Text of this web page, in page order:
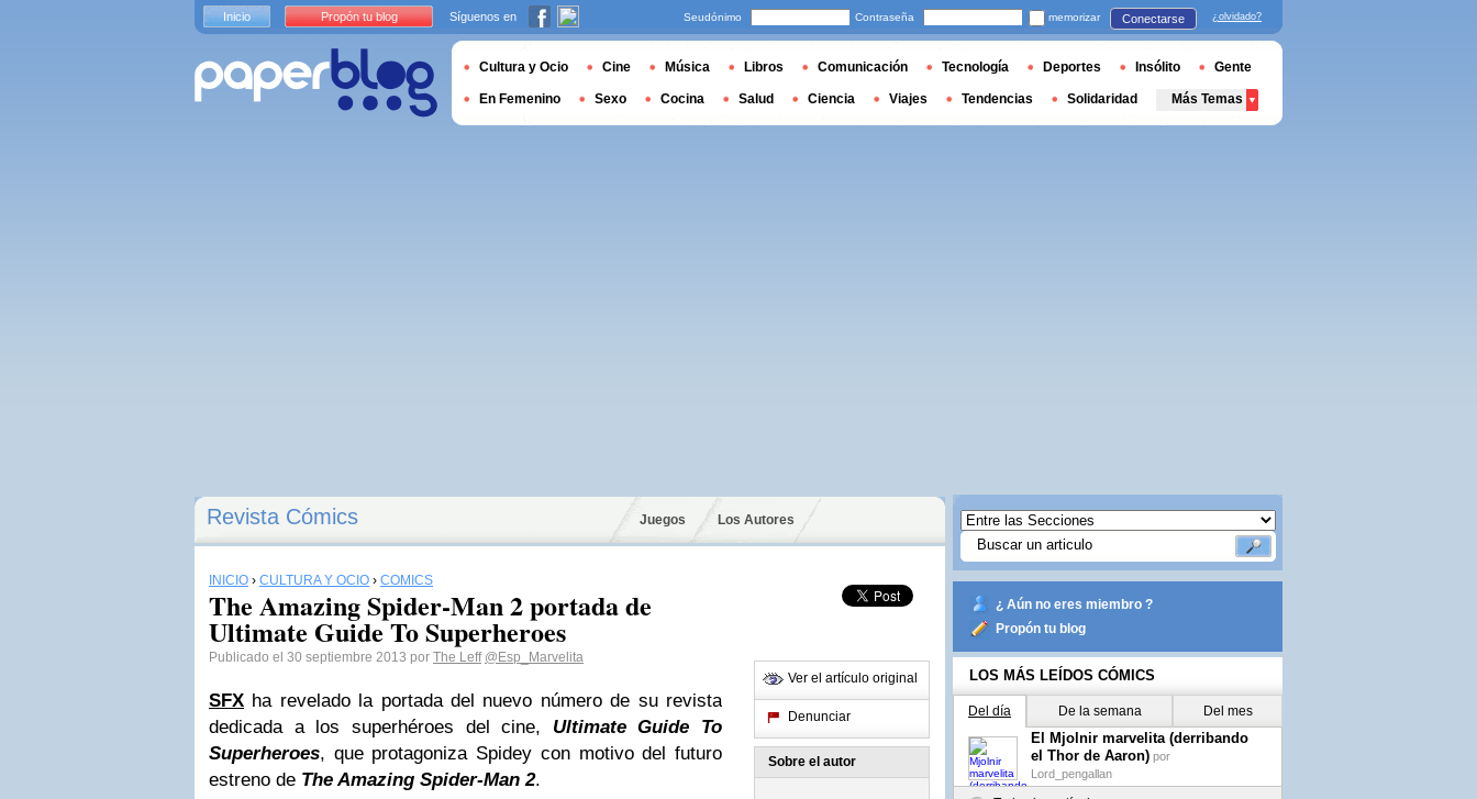
Revista Cómics Juegos Los Autores
INICIO › CULTURA Y OCIO › CÓMICS
The Amazing Spider-Man 2 portada de
Ultimate Guide To Superheroes
Publicado el 30 septiembre 2013 por The Leff @Esp_Marvelita
SFX ha revelado la portada del nuevo número de su revista
dedicada a los superhéroes del cine, Ultimate Guide To
Superheroes, que protagoniza Spidey con motivo del futuro
estreno de The Amazing Spider-Man 2.
Ver el artículo original
Denunciar
Sobre el autor
¿ Aún no eres miembro ?
Propón tu blog
LOS MÁS LEÍDOS CÓMICS
Del día De la semana Del mes
El Mjolnir marvelita (derribando
el Thor de Aaron) por
Lord_pengallan
Inicio Propón tu blog Síguenos en Seudónimo Contraseña memorizar Conectarse ¿olvidado?
Cultura y Ocio Cine Música Libros Comunicación Tecnología Deportes Insólito Gente
En Femenino Sexo Cocina Salud Ciencia Viajes Tendencias Solidaridad Más Temas